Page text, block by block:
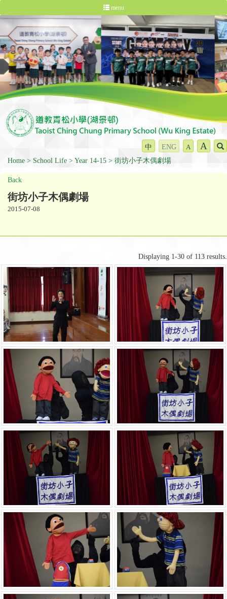
menu
中 ENG A A
Home School Life Year 14-15 街坊小子木偶劇場
Back
街坊小子木偶劇場
2015-07-08
Displaying 1-30 of 113 results.